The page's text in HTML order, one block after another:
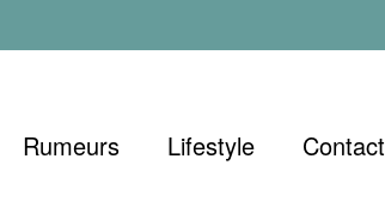
Rumeurs Lifestyle Contact